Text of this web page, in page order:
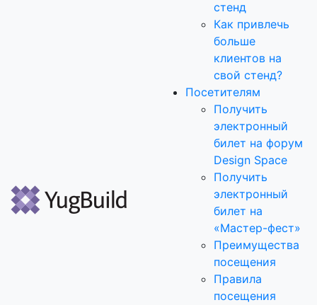
стенд
Как привлечь
больше
клиентов на
свой стенд?
Посетителям
Получить
электронный
билет на форум
Design Space
Получить
электронный
билет на
«Мастер-фест»
Преимущества
посещения
Правила
посещения